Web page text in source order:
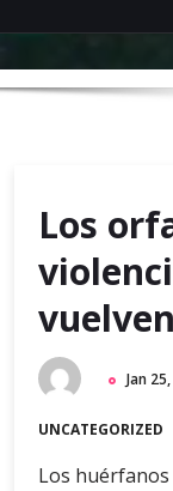
Los
Jan
UNCATEGORIZED
Los huérfanos